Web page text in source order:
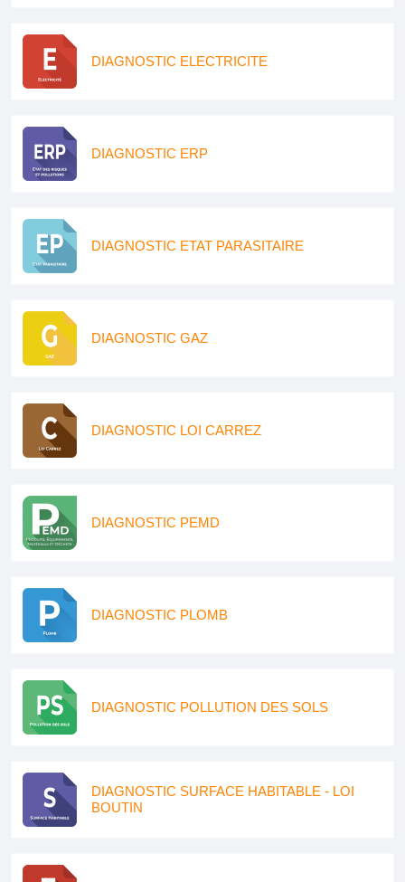
DIAGNOSTIC ELECTRICITE
DIAGNOSTIC ERP
DIAGNOSTIC ETAT PARASITAIRE
DIAGNOSTIC GAZ
DIAGNOSTIC LOI CARREZ
DIAGNOSTIC PEMD
DIAGNOSTIC PLOMB
DIAGNOSTIC POLLUTION DES SOLS
DIAGNOSTIC SURFACE HABITABLE - LOI
BOUTIN